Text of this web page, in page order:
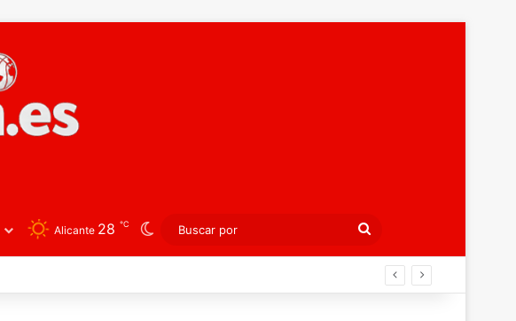
Alicante 28 ℃ Switch skin
Buscar
por